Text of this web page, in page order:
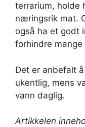
terrarium, holde
næringsrik mat.
også ha et godt
forhindre mange
Det er anbefalt
ukentlig, mens
vann daglig.
Artikkelen